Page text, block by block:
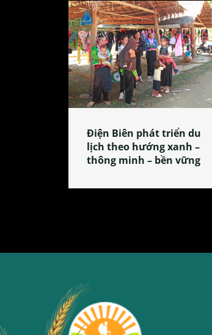
Điện Biên phát triển du
lịch theo hướng xanh –
thông minh – bền vững